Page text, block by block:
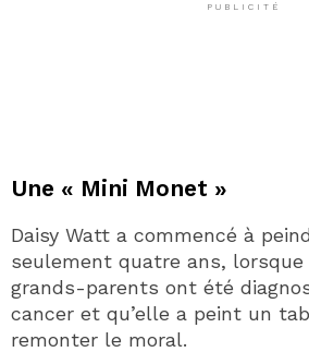
PUBLICITÉ
Une « Mini Monet »
Daisy Watt a commencé à
seulement quatre ans, lorsque
grands-parents ont été
cancer et qu’elle a peint un
remonter le moral.